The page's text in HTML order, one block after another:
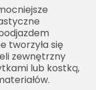
tworzyła się
zewnętrzny
lub kostką,